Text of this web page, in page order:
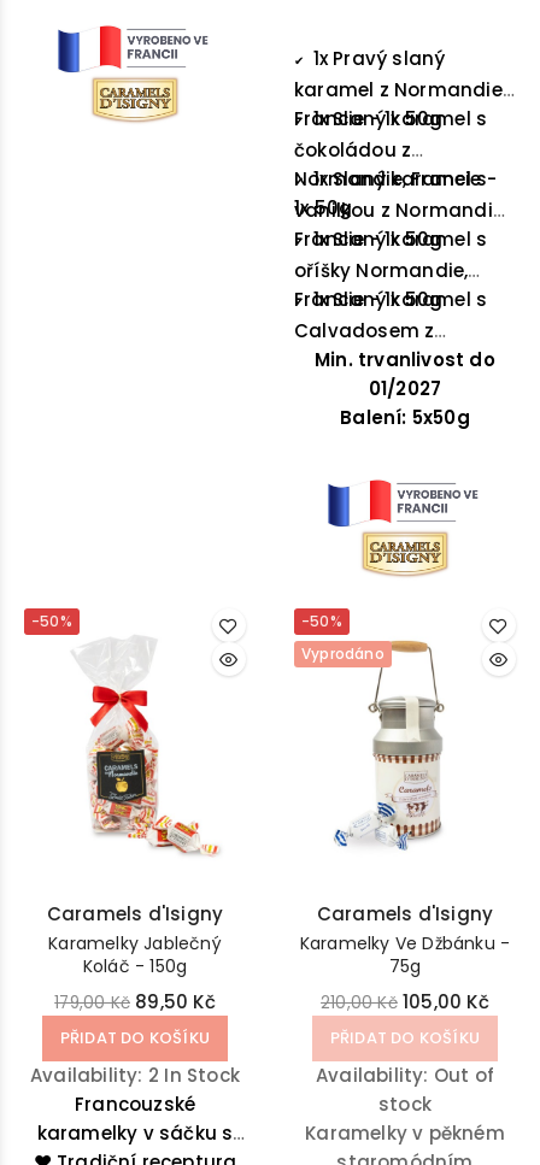
✔ 1x Pravý slaný
karamel z Normandie,
Francie - 1x 50g
✔1x Slaný karamel s
čokoládou z
Normandie, Francie -
1x 50g
✔1x Slaný karamel s
vanilkou z Normandie,
Francie - 1x 50g
✔1x Slaný karamel s
oříšky Normandie,
Francie - 1x 50g
✔1x Slaný karamel s
Calvadosem z
Normandie, Francie -
Min. trvanlivost do
01/2027
Balení: 5x50g
-50%
Caramels d'Isigny
Karamelky Jablečný
Koláč - 150g
179,00 Kč 89,50 Kč
PŘIDAT DO KOŠÍKU
Availability: 2 In Stock
Francouzské
karamelky v sáčku s
-50%
Vyprodáno
Caramels d'Isigny
Karamelky Ve Džbánku -
75g
210,00 Kč 105,00 Kč
PŘIDAT DO KOŠÍKU
Availability: Out of
stock
Karamelky v pěkném